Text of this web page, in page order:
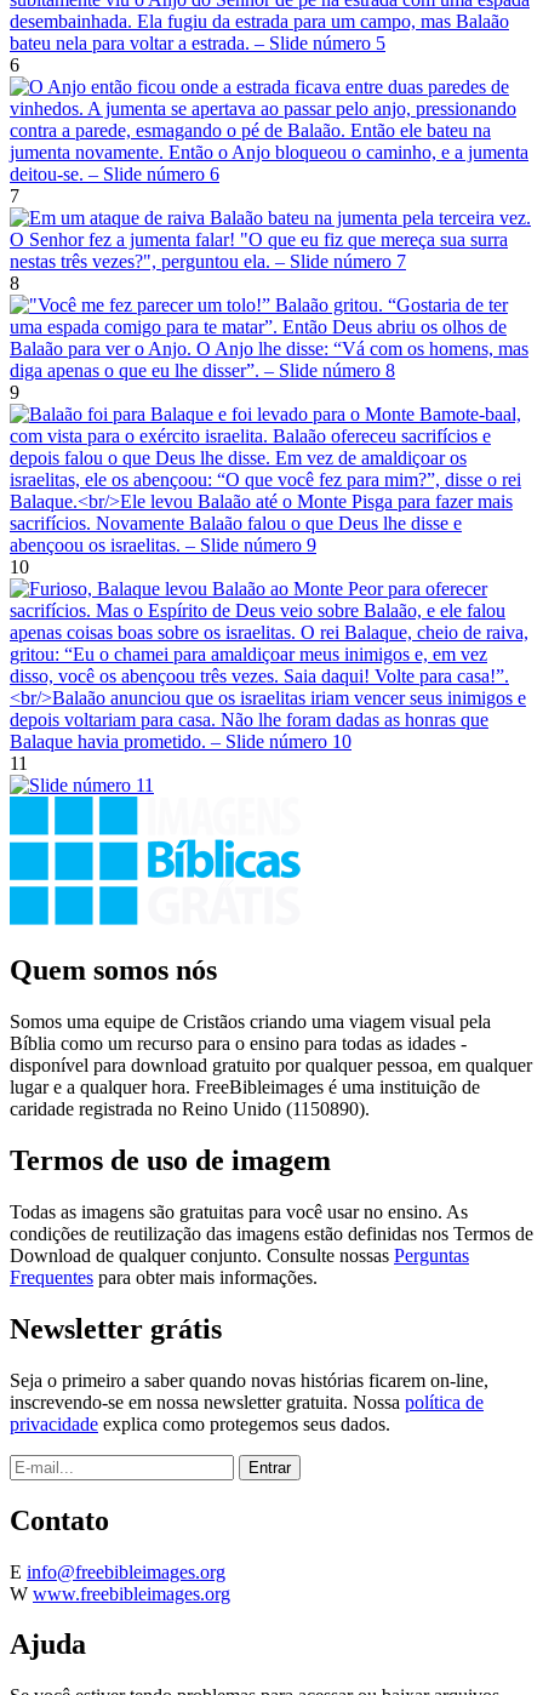
6
7
8
9
10
11
Quem somos nós
Somos uma equipe de Cristãos criando uma viagem visual pela
Bíblia como um recurso para o ensino para todas as idades -
disponível para download gratuito por qualquer pessoa, em qualquer
lugar e a qualquer hora. FreeBibleimages é uma instituição de
caridade registrada no Reino Unido (1150890).
Termos de uso de imagem
Todas as imagens são gratuitas para você usar no ensino. As
condições de reutilização das imagens estão definidas nos Termos de
Download de qualquer conjunto. Consulte nossas Perguntas
Frequentes para obter mais informações.
Newsletter grátis
Seja o primeiro a saber quando novas histórias ficarem on-line,
inscrevendo-se em nossa newsletter gratuita. Nossa política de
privacidade explica como protegemos seus dados.
Contato
E info@freebibleimages.org
W www.freebibleimages.org
Ajuda